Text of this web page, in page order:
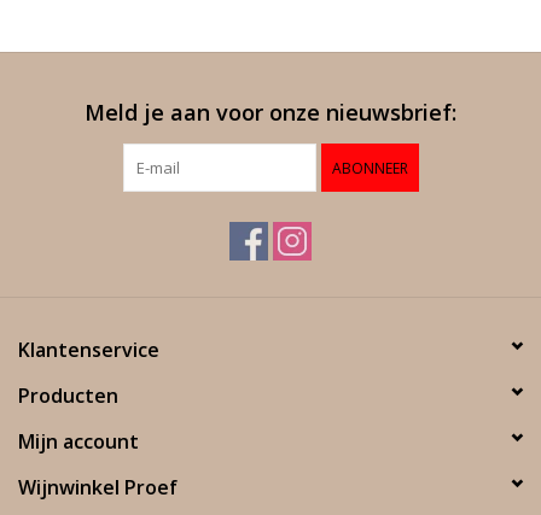
Meld je aan voor onze nieuwsbrief:
ABONNEER
Klantenservice
Producten
Mijn account
Wijnwinkel Proef